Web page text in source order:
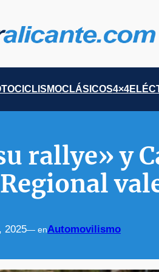
CLÁSICOS4×4
rallye» y
2025— enAutomovilismo